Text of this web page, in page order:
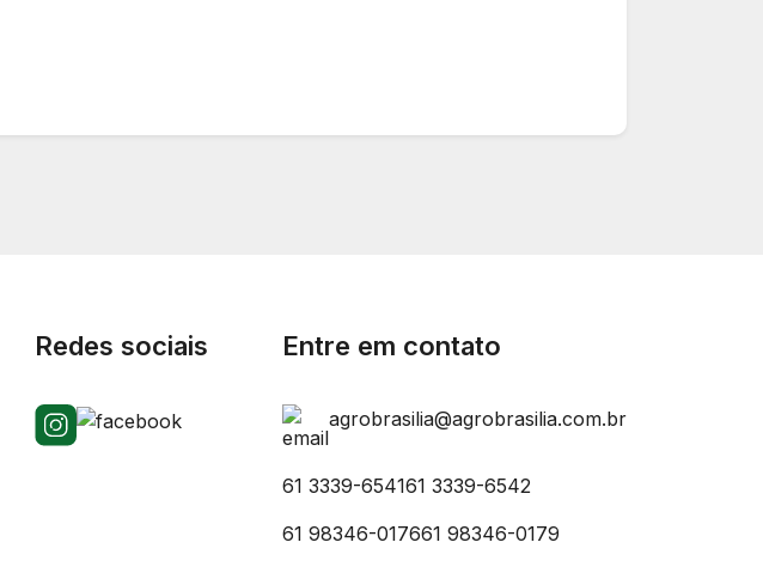
Redes sociais Entre em contato
agrobrasilia@agrobrasilia.com.br
61 3339-654161 3339-6542
61 98346-017661 98346-0179